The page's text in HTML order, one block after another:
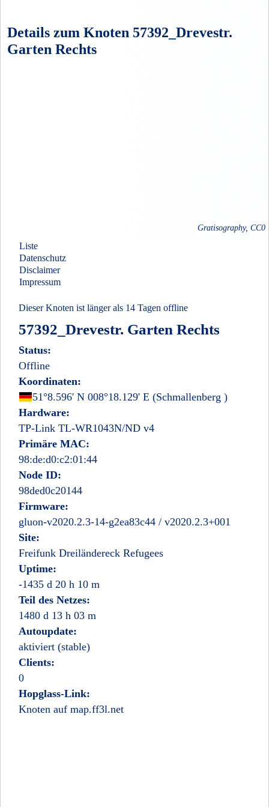
Details zum Knoten 57392_Drevestr.
Garten Rechts
Gratisography, CC0
Liste
Datenschutz
Disclaimer
Impressum
Dieser Knoten ist länger als 14 Tagen offline
57392_Drevestr. Garten Rechts
Status:
Offline
Koordinaten:
51°8.596' N 008°18.129' E (Schmallenberg
Deutschland
)
Hardware:
TP-Link TL-WR1043N/ND v4
Primäre MAC:
98:de:d0:c2:01:44
Node ID:
98ded0c20144
Firmware:
gluon-v2020.2.3-14-g2ea83c44 / v2020.2.3+001
Site:
Freifunk Dreiländereck Refugees
Uptime:
-1435 d 20 h 10 m
Teil des Netzes:
1480 d 13 h 03 m
Autoupdate:
aktiviert (stable)
Clients:
0
Hopglass-Link:
Knoten auf map.ff3l.net